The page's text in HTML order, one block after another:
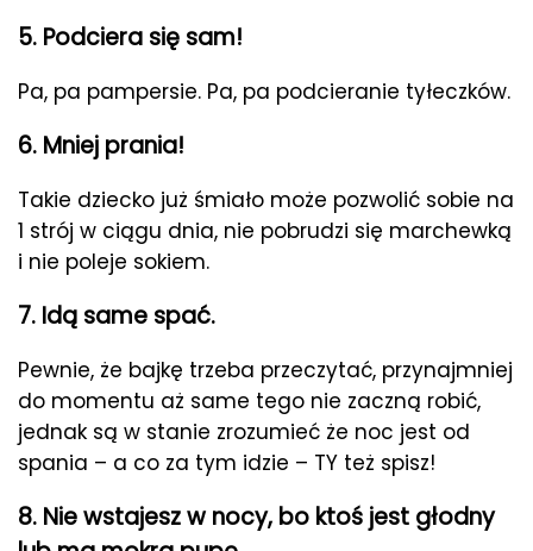
5. Podciera się sam!
Pa, pa pampersie. Pa, pa podcieranie tyłeczków.
6. Mniej prania!
Takie dziecko już śmiało może pozwolić sobie na
1 strój w ciągu dnia, nie pobrudzi się marchewką
i nie poleje sokiem.
7. Idą same spać.
Pewnie, że bajkę trzeba przeczytać, przynajmniej
do momentu aż same tego nie zaczną robić,
jednak są w stanie zrozumieć że noc jest od
spania – a co za tym idzie – TY też spisz!
8. Nie wstajesz w nocy, bo ktoś jest głodny